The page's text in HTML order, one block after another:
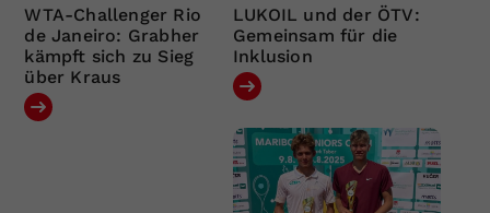
WTA-Challenger Rio
de Janeiro: Grabher
kämpft sich zu Sieg
über Kraus
LUKOIL und der ÖTV:
Gemeinsam für die
Inklusion